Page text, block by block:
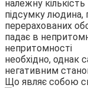
належну
підсумку людина,
перерахованих
падає в
непритомності
необхідно, однак
негативним
Що являє собою